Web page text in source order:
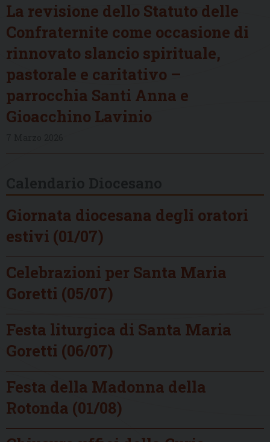
La revisione dello Statuto delle
Confraternite come occasione di
rinnovato slancio spirituale,
pastorale e caritativo –
parrocchia Santi Anna e
Gioacchino Lavinio
Giornata diocesana degli oratori
estivi (01/07)
Celebrazioni per Santa Maria
Goretti (05/07)
Festa liturgica di Santa Maria
Goretti (06/07)
Festa della Madonna della
Rotonda (01/08)